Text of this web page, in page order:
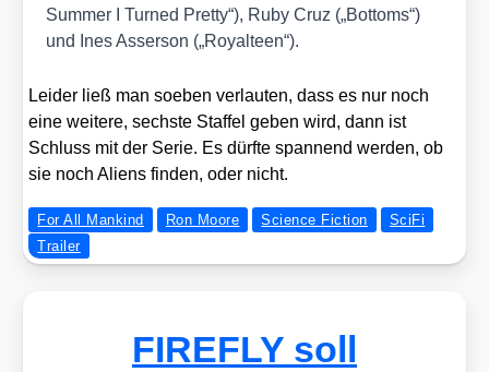
Sum­mer I Tur­ned Pret­ty“), Ruby Cruz („Bot­toms“)
und Ines Asser­son („Royal­te­en“).
Lei­der ließ man soeben ver­lau­ten, dass es nur noch
eine wei­te­re, sechs­te Staf­fel geben wird, dann ist
Schluss mit der Serie. Es dürf­te span­nend wer­den, ob
sie noch Ali­ens fin­den, oder nicht.
For All Mankind Ron Moore Science Fiction
SciFi
Trailer
FIREFLY soll